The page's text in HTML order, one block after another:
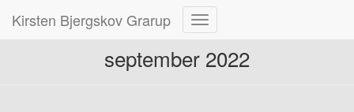
Kirsten Bjergskov Grarup
Skift
september 2022